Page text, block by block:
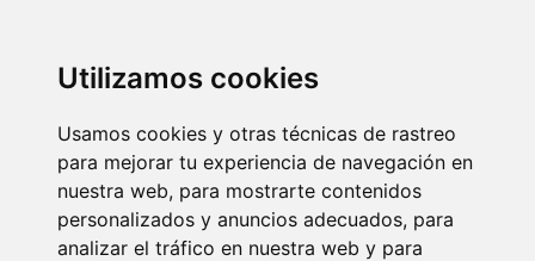
Utilizamos cookies
Usamos cookies y otras técnicas de rastreo
para mejorar tu experiencia de navegación en
nuestra web, para mostrarte contenidos
personalizados y anuncios adecuados, para
analizar el tráfico en nuestra web y para
Tu eres la razón de nuestro
trabajo, sin unión no hay
colectivo